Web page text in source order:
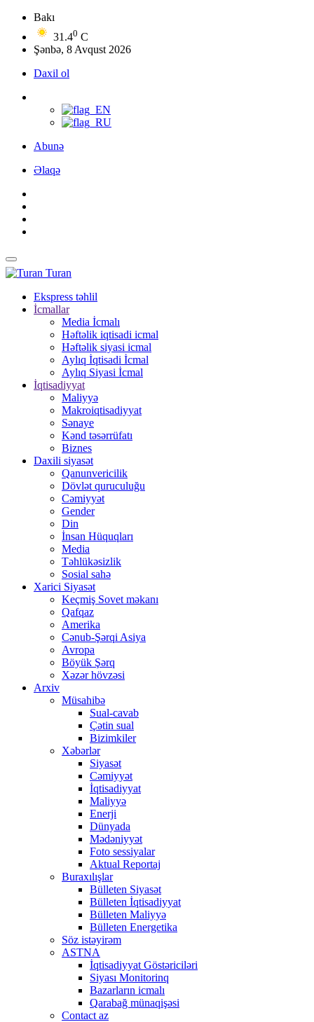
Bakı
31.40 C
Şənbə, 8 Avqust 2026
Daxil ol
Abunə
Əlaqə
Turan
Ekspress təhlil
İcmallar
Media İcmalı
Həftəlik iqtisadi icmal
Həftəlik siyasi icmal
Aylıq İqtisadi İcmal
Aylıq Siyasi İcmal
İqtisadiyyat
Maliyyə
Makroiqtisadiyyat
Sənaye
Kənd təsərrüfatı
Biznes
Daxili siyasət
Qanunvericilik
Dövlət quruculuğu
Cəmiyyət
Gender
Din
İnsan Hüquqları
Media
Təhlükəsizlik
Sosial sahə
Xarici Siyasət
Keçmiş Sovet məkanı
Qafqaz
Amerika
Cənub-Şərqi Asiya
Avropa
Böyük Şərq
Xəzər hövzəsi
Arxiv
Müsahibə
Sual-cavab
Çətin sual
Bizimkiler
Xəbərlər
Siyasət
Cəmiyyət
İqtisadiyyat
Maliyyə
Enerji
Dünyada
Mədəniyyət
Foto sessiyalar
Aktual Reportaj
Buraxılışlar
Bülleten Siyasət
Bülleten İqtisadiyyat
Bülleten Maliyyə
Bülleten Energetika
Söz istəyirəm
ASTNA
İqtisadiyyat Göstəriciləri
Siyası Monitorinq
Bazarların icmalı
Qarabağ münaqişəsi
Contact az